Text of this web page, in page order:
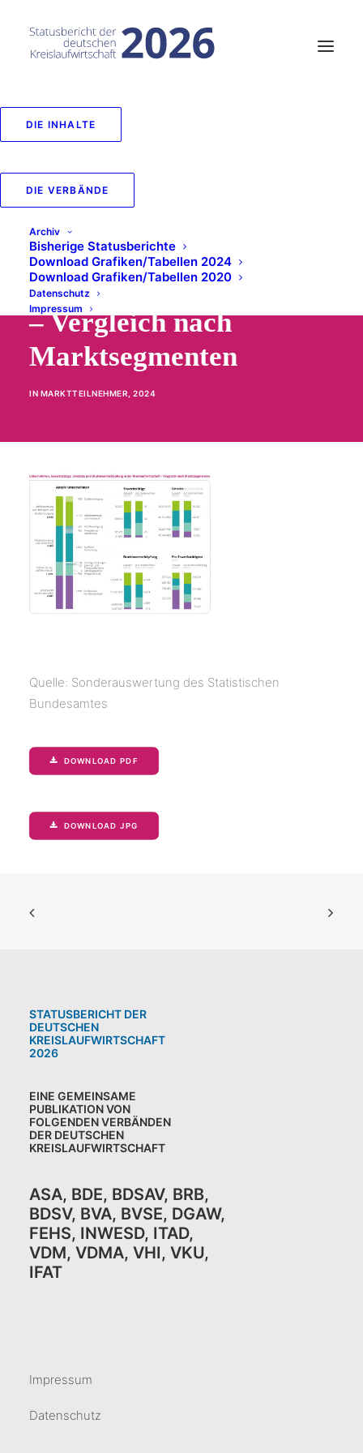
DIE INHALTE
DIE VERBÄNDE
Archiv
Bisherige Statusberichte
Download Grafiken/Tabellen 2024
Download Grafiken/Tabellen 2020
Datenschutz
Impressum
40_Unternehmen,
Erwerbstätige, Umsätze
und
Bruttowertschöpfung in
der Kreislaufwirtschaft
– Vergleich nach
Marktsegmenten
IN MARKTTEILNEHMER 2024
Quelle: Sonderauswertung des Statistischen
Bundesamtes
DOWNLOAD PDF
DOWNLOAD JPG
STATUSBERICHT DER
DEUTSCHEN
KREISLAUFWIRTSCHAFT
2026
EINE GEMEINSAME
PUBLIKATION VON
FOLGENDEN VERBÄNDEN
DER DEUTSCHEN
KREISLAUFWIRTSCHAFT
ASA, BDE, BDSAV, BRB,
BDSV, BVA, BVSE, DGAW,
FEHS, INWESD, ITAD,
VDM, VDMA, VHI, VKU,
IFAT
Impressum
Datenschutz